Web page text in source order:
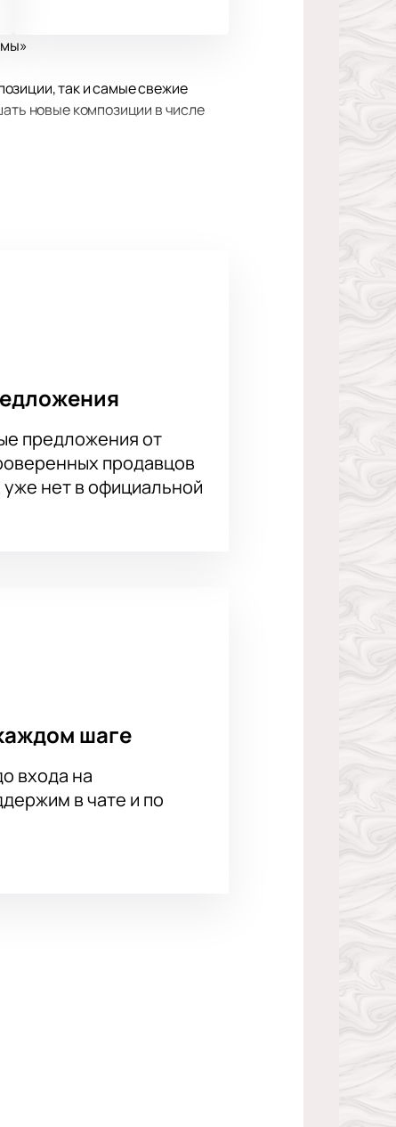
так и самые свежие
новые композиции в числе
драйва, самых ярких
предложения от
продавцов
нет в официальной
шаге
входа на
в чате и по